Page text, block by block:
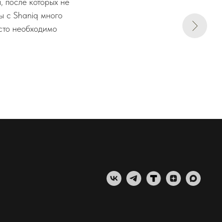
с Shaniq много
необходимо